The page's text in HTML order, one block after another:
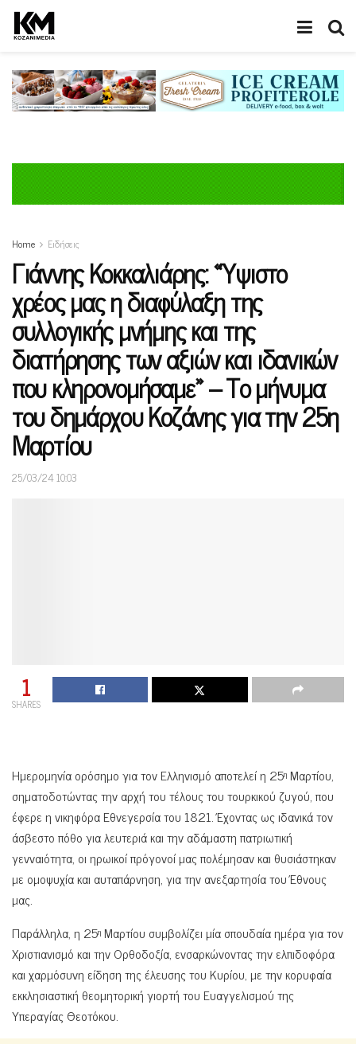
Home Ειδήσεις
Γιάννης Κοκκαλιάρης: «Ύψιστο
χρέος μας η διαφύλαξη της
συλλογικής μνήμης και της
διατήρησης των αξιών και ιδανικών
που κληρονομήσαμε» – Το μήνυμα
του δημάρχου Κοζάνης για την 25η
Μαρτίου
25/03/24 10:03
1
SHARES
Ημερομηνία ορόσημο για τον Ελληνισμό αποτελεί η 25η Μαρτίου,
σηματοδοτώντας την αρχή του τέλους του τουρκικού ζυγού, που
έφερε η νικηφόρα Εθνεγερσία του 1821. Έχοντας ως ιδανικά τον
άσβεστο πόθο για λευτεριά και την αδάμαστη πατριωτική
γενναιότητα, οι ηρωικοί πρόγονοί μας πολέμησαν και θυσιάστηκαν
με ομοψυχία και αυταπάρνηση, για την ανεξαρτησία του Έθνους
μας.
Παράλληλα, η 25η Μαρτίου συμβολίζει μία σπουδαία ημέρα για τον
Χριστιανισμό και την Ορθοδοξία, ενσαρκώνοντας την ελπιδοφόρα
και χαρμόσυνη είδηση της έλευσης του Κυρίου, με την κορυφαία
εκκλησιαστική θεομητορική γιορτή του Ευαγγελισμού της
Υπεραγίας Θεοτόκου.